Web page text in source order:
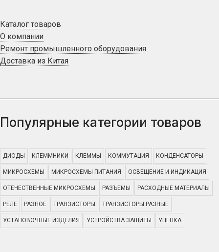
Каталог товаров
О компании
Ремонт промышленного оборудования
Доставка из Китая
Популярные категории товаров
ДИОДЫ КЛЕММНИКИ КЛЕММЫ КОММУТАЦИЯ КОНДЕНСАТОРЫ
МИКРОСХЕМЫ МИКРОСХЕМЫ ПИТАНИЯ ОСВЕЩЕНИЕ И ИНДИКАЦИЯ
ОТЕЧЕСТВЕННЫЕ МИКРОСХЕМЫ РАЗЪЕМЫ РАСХОДНЫЕ МАТЕРИАЛЫ
РЕЛЕ РАЗНОЕ ТРАНЗИСТОРЫ ТРАНЗИСТОРЫ РАЗНЫЕ
УСТАНОВОЧНЫЕ ИЗДЕЛИЯ УСТРОЙСТВА ЗАЩИТЫ УЦЕНКА